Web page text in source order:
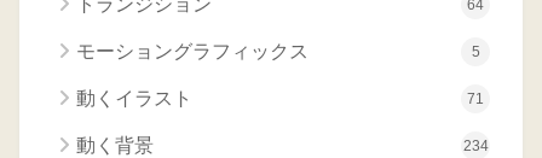
トランジション 64
モーショングラフィックス 5
動くイラスト 71
動く背景 234